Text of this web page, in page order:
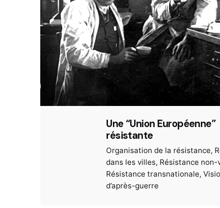
Une “Union Européenne”
résistante
Organisation de la résistance
dans les villes Résistance
Résistance transnationale
d’après-guerre